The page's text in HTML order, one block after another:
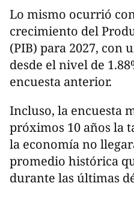
Lo mismo ocurrió
crecimiento del
(PIB) para 2027, con
desde el nivel de
encuesta anterior.
Incluso, la encuesta
próximos 10 años la
la economía no
promedio histórica
durante las últimas